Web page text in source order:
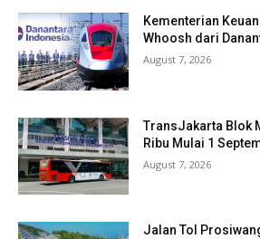
Kementerian
Whoosh dari
August 7, 2026
TransJakarta Blok
Ribu Mulai 1
August 7, 2026
Jalan Tol